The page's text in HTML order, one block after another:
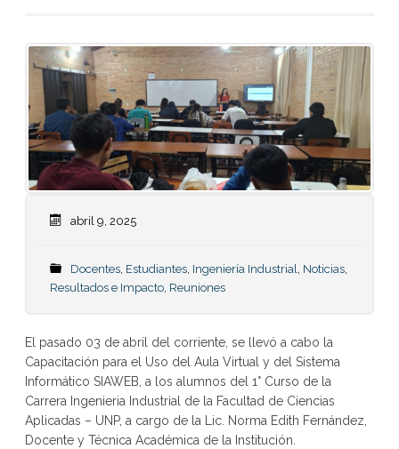
abril 9, 2025
Docentes, Estudiantes, Ingeniería Industrial, Noticias,
Resultados e Impacto, Reuniones
El pasado 03 de abril del corriente, se llevó a cabo la
Capacitación para el Uso del Aula Virtual y del Sistema
Informático SIAWEB, a los alumnos del 1° Curso de la
Carrera Ingenieria Industrial de la Facultad de Ciencias
Aplicadas – UNP, a cargo de la Lic. Norma Edith Fernández,
Docente y Técnica Académica de la Institución.